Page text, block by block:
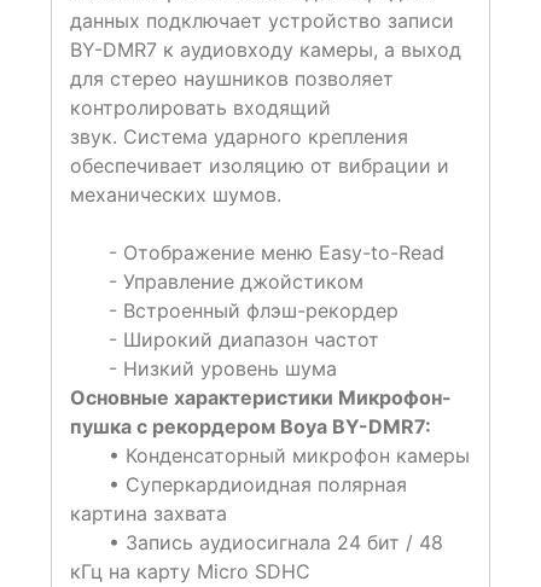
данных подключает устройство записи
BY-DMR7 к аудиовходу камеры, а выход
для стерео наушников позволяет
контролировать входящий
звук. Система ударного крепления
обеспечивает изоляцию от вибрации и
механических шумов.
- Отображение меню Easy-to-Read
- Управление джойстиком
- Встроенный флэш-рекордер
- Широкий диапазон частот
- Низкий уровень шума
Основные характеристики Микрофон-
пушка с рекордером Boya BY-DMR7:
• Конденсаторный микрофон камеры
• Суперкардиоидная полярная
картина захвата
• Запись аудиосигнала 24 бит / 48
кГц на карту Micro SDHC